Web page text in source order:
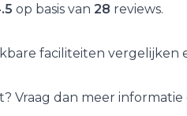
op basis van 28 reviews.
faciliteiten vergelijken
Vraag dan meer informatie